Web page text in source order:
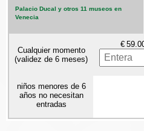
Palacio Ducal y otros 11 museos en
Venecia
Cualquier momento
(validez de 6 meses)
€
niños menores de 6
años no necesitan
entradas